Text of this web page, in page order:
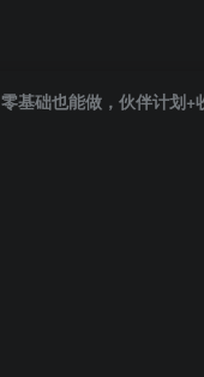
基础也能做，伙伴计划+